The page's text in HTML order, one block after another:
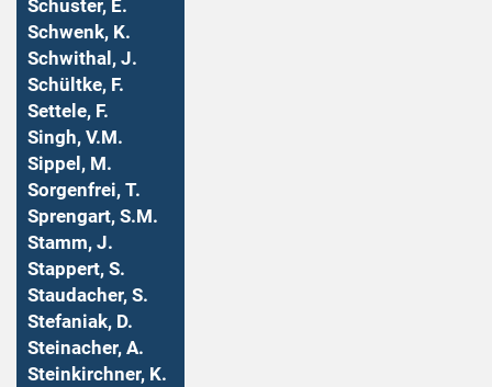
Schuster, E.
Schwenk, K.
Schwithal, J.
Schültke, F.
Settele, F.
Singh, V.M.
Sippel, M.
Sorgenfrei, T.
Sprengart, S.M.
Stamm, J.
Stappert, S.
Staudacher, S.
Stefaniak, D.
Steinacher, A.
Steinkirchner, K.